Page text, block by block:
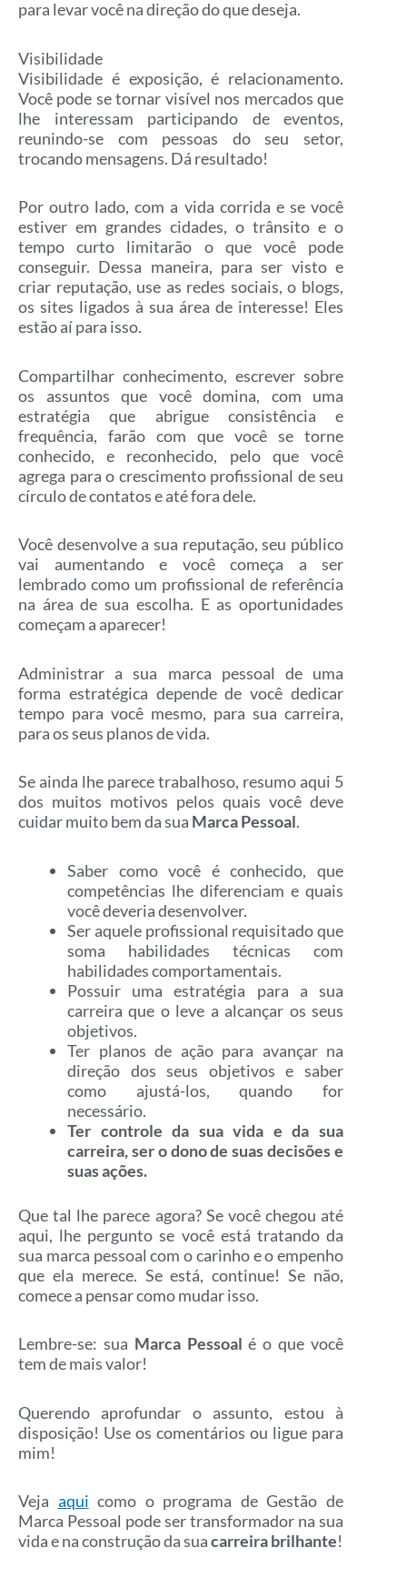
para levar você na direção do que deseja.
Visibilidade
Visibilidade é exposição, é relacionamento.
Você pode se tornar visível nos mercados que
lhe interessam participando de eventos,
reunindo-se com pessoas do seu setor,
trocando mensagens. Dá resultado!
Por outro lado, com a vida corrida e se você
estiver em grandes cidades, o trânsito e o
tempo curto limitarão o que você pode
conseguir. Dessa maneira, para ser visto e
criar reputação, use as redes sociais, o blogs,
os sites ligados à sua área de interesse! Eles
estão aí para isso.
Compartilhar conhecimento, escrever sobre
os assuntos que você domina, com uma
estratégia que abrigue consistência e
frequência, farão com que você se torne
conhecido, e reconhecido, pelo que você
agrega para o crescimento profissional de seu
círculo de contatos e até fora dele.
Você desenvolve a sua reputação, seu público
vai aumentando e você começa a ser
lembrado como um profissional de referência
na área de sua escolha. E as oportunidades
começam a aparecer!
Administrar a sua marca pessoal de uma
forma estratégica depende de você dedicar
tempo para você mesmo, para sua carreira,
para os seus planos de vida.
Se ainda lhe parece trabalhoso, resumo aqui 5
dos muitos motivos pelos quais você deve
cuidar muito bem da sua Marca Pessoal.
Saber como você é conhecido, que
competências lhe diferenciam e quais
você deveria desenvolver.
Ser aquele profissional requisitado que
soma habilidades técnicas com
habilidades comportamentais.
Possuir uma estratégia para a sua
carreira que o leve a alcançar os seus
objetivos.
Ter planos de ação para avançar na
direção dos seus objetivos e saber
como ajustá-los, quando for
necessário.
Ter controle da sua vida e da sua
carreira, ser o dono de suas decisões e
suas ações.
Que tal lhe parece agora? Se você chegou até
aqui, lhe pergunto se você está tratando da
sua marca pessoal com o carinho e o empenho
que ela merece. Se está, continue! Se não,
comece a pensar como mudar isso.
Lembre-se: sua Marca Pessoal é o que você
tem de mais valor!
Querendo aprofundar o assunto, estou à
disposição! Use os comentários ou ligue para
mim!
Veja aqui como o programa de Gestão de
Marca Pessoal pode ser transformador na sua
vida e na construção da suacarreira brilhante!